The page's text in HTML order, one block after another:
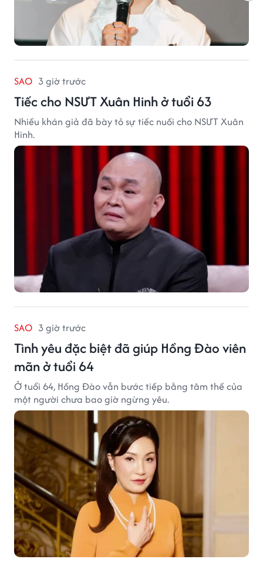
SAO 3 giờ trước
Tiếc cho NSƯT Xuân Hinh ở tuổi 63
Nhiều khán giả đã bày tỏ sự tiếc nuối cho NSƯT Xuân
Hinh.
SAO 3 giờ trước
Tình yêu đặc biệt đã giúp Hồng Đào viên
mãn ở tuổi 64
Ở tuổi 64, Hồng Đào vẫn bước tiếp bằng tâm thế của
một người chưa bao giờ ngừng yêu.